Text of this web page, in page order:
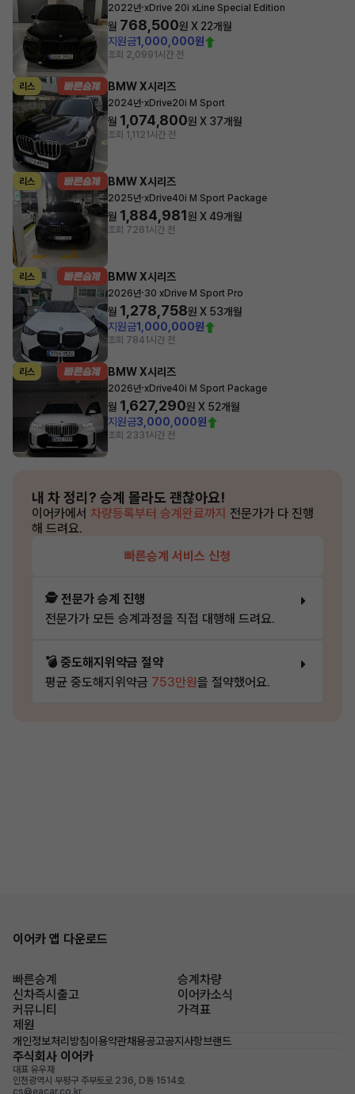
2022년·xDrive 20i xLine Special Edition
월 768,500원 X 22개월
지원금1,000,000원
조회 2,0991시간 전
리스 BMW X시리즈
2024년·xDrive20i M Sport
월 1,074,800원 X 37개월
조회 1,1121시간 전
리스 BMW X시리즈
2025년·xDrive40i M Sport Package
월 1,884,981원 X49개월
조회 7261시간 전
리스 BMW X시리즈
2026년·30 xDrive M Sport Pro
월 1,278,758원 X 53개월
지원금1,000,000원
조회 7841시간 전
리스 BMW X시리즈
2026년·xDrive40i M Sport Package
월 1,627,290원 X 52개월
지원금3,000,000원
조회 2331시간 전
내 차 정리? 승계 몰라도 괜찮아요!
이어카에서 차량등록부터 승계완료까지 전문가가 다 진행
해 드려요.
빠른승계 서비스 신청
🕵️ 전문가 승계 진행
전문가가 모든 승계과정을 직접 대행해 드려요.
💣 중도해지위약금 절약
평균 중도해지위약금 753만원을 절약했어요.
이어카 앱 다운로드
빠른승계
승계차량
신차즉시출고
이어카소식
커뮤니티
가격표
제원
개인정보처리방침이용약관채용공고공지사항브랜드
주식회사 이어카
대표 유우재
인천광역시 부평구 주부토로 236, D동 1514호
cs@eacar.co.kr